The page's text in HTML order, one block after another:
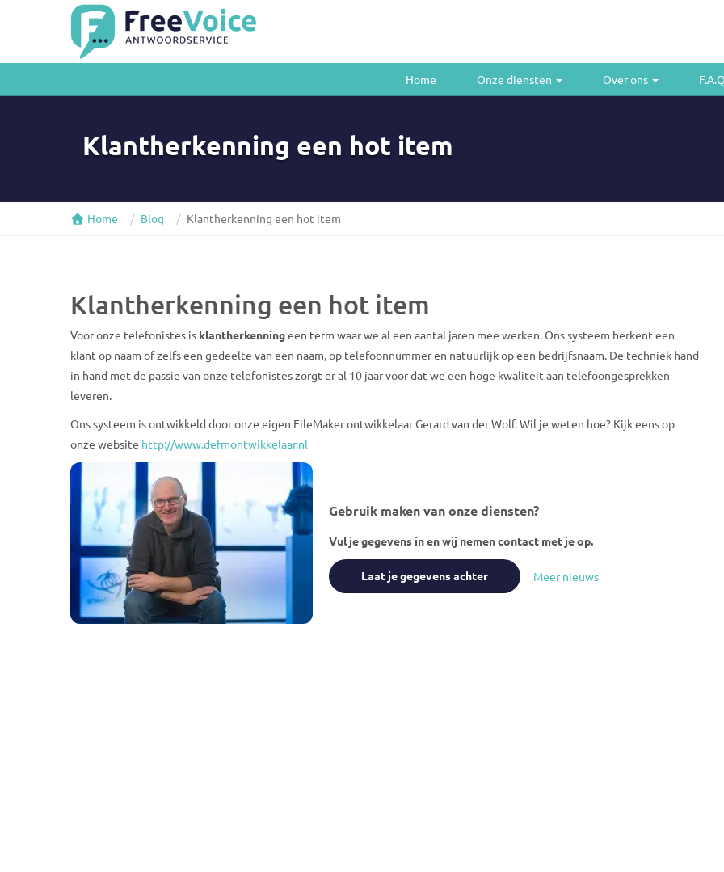
Home Onze diensten Over ons F.A.Q
Klantherkenning een hot item
Home Blog Klantherkenning een hot item
Klantherkenning een hot item
Voor onze telefonistes is klantherkenningeen term waar we al een aantal jaren mee werken. Ons systeem herkent een
klant op naam of zelfs een gedeelte van een naam, op telefoonnummer en natuurlijk op een bedrijfsnaam. De techniek hand
in hand met de passie van onze telefonistes zorgt er al 10 jaar voor dat we een hoge kwaliteit aan telefoongesprekken
leveren.
Ons systeem is ontwikkeld door onze eigen FileMaker ontwikkelaar Gerard van der Wolf. Wil je weten hoe? Kijk eens op
onze website http://www.defmontwikkelaar.nl
Gebruik maken van onze diensten?
Vul je gegevens in en wij nemen contact met je op.
Laat je gegevens achter Meer nieuws